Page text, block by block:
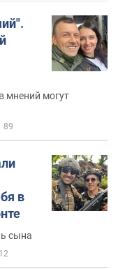
мнений могут
89
в
сына
12